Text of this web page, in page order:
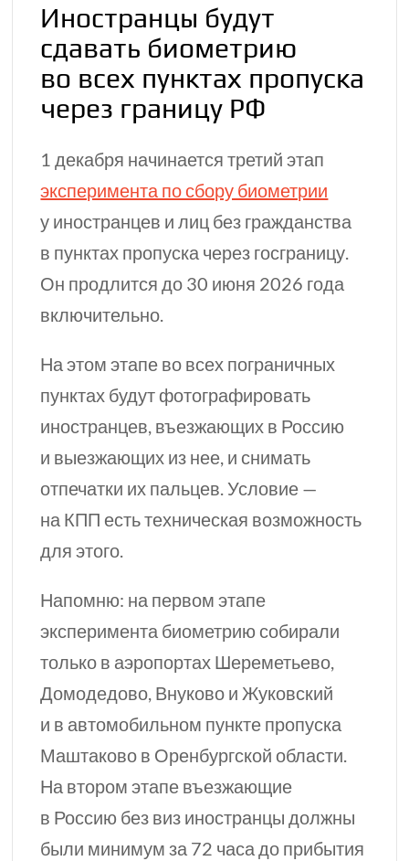
Иностранцы будут
сдавать биометрию
во всех пунктах пропуска
через границу РФ
1 декабря начинается третий этап
эксперимента по сбору биометрии
у иностранцев и лиц без гражданства
в пунктах пропуска через госграницу.
Он продлится до 30 июня 2026 года
включительно.
На этом этапе во всех пограничных
пунктах будут фотографировать
иностранцев, въезжающих в Россию
и выезжающих из нее, и снимать
отпечатки их пальцев. Условие —
на КПП есть техническая возможность
для этого.
Напомню: на первом этапе
эксперимента биометрию собирали
только в аэропортах Шереметьево,
Домодедово, Внуково и Жуковский
и в автомобильном пункте пропуска
Маштаково в Оренбургской области.
На втором этапе въезжающие
в Россию без виз иностранцы должны
были минимум за 72 часа до прибытия